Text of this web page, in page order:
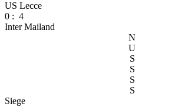
US Lecce
0 : 4
Inter Mailand
N
U
S
S
S
S
Siege